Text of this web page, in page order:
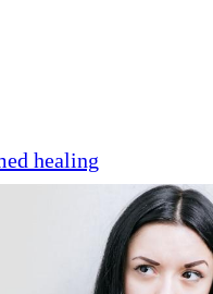
healing